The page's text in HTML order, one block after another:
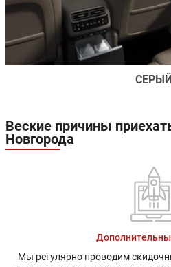
Веские причины
Новгорода
Мы регулярно проводим